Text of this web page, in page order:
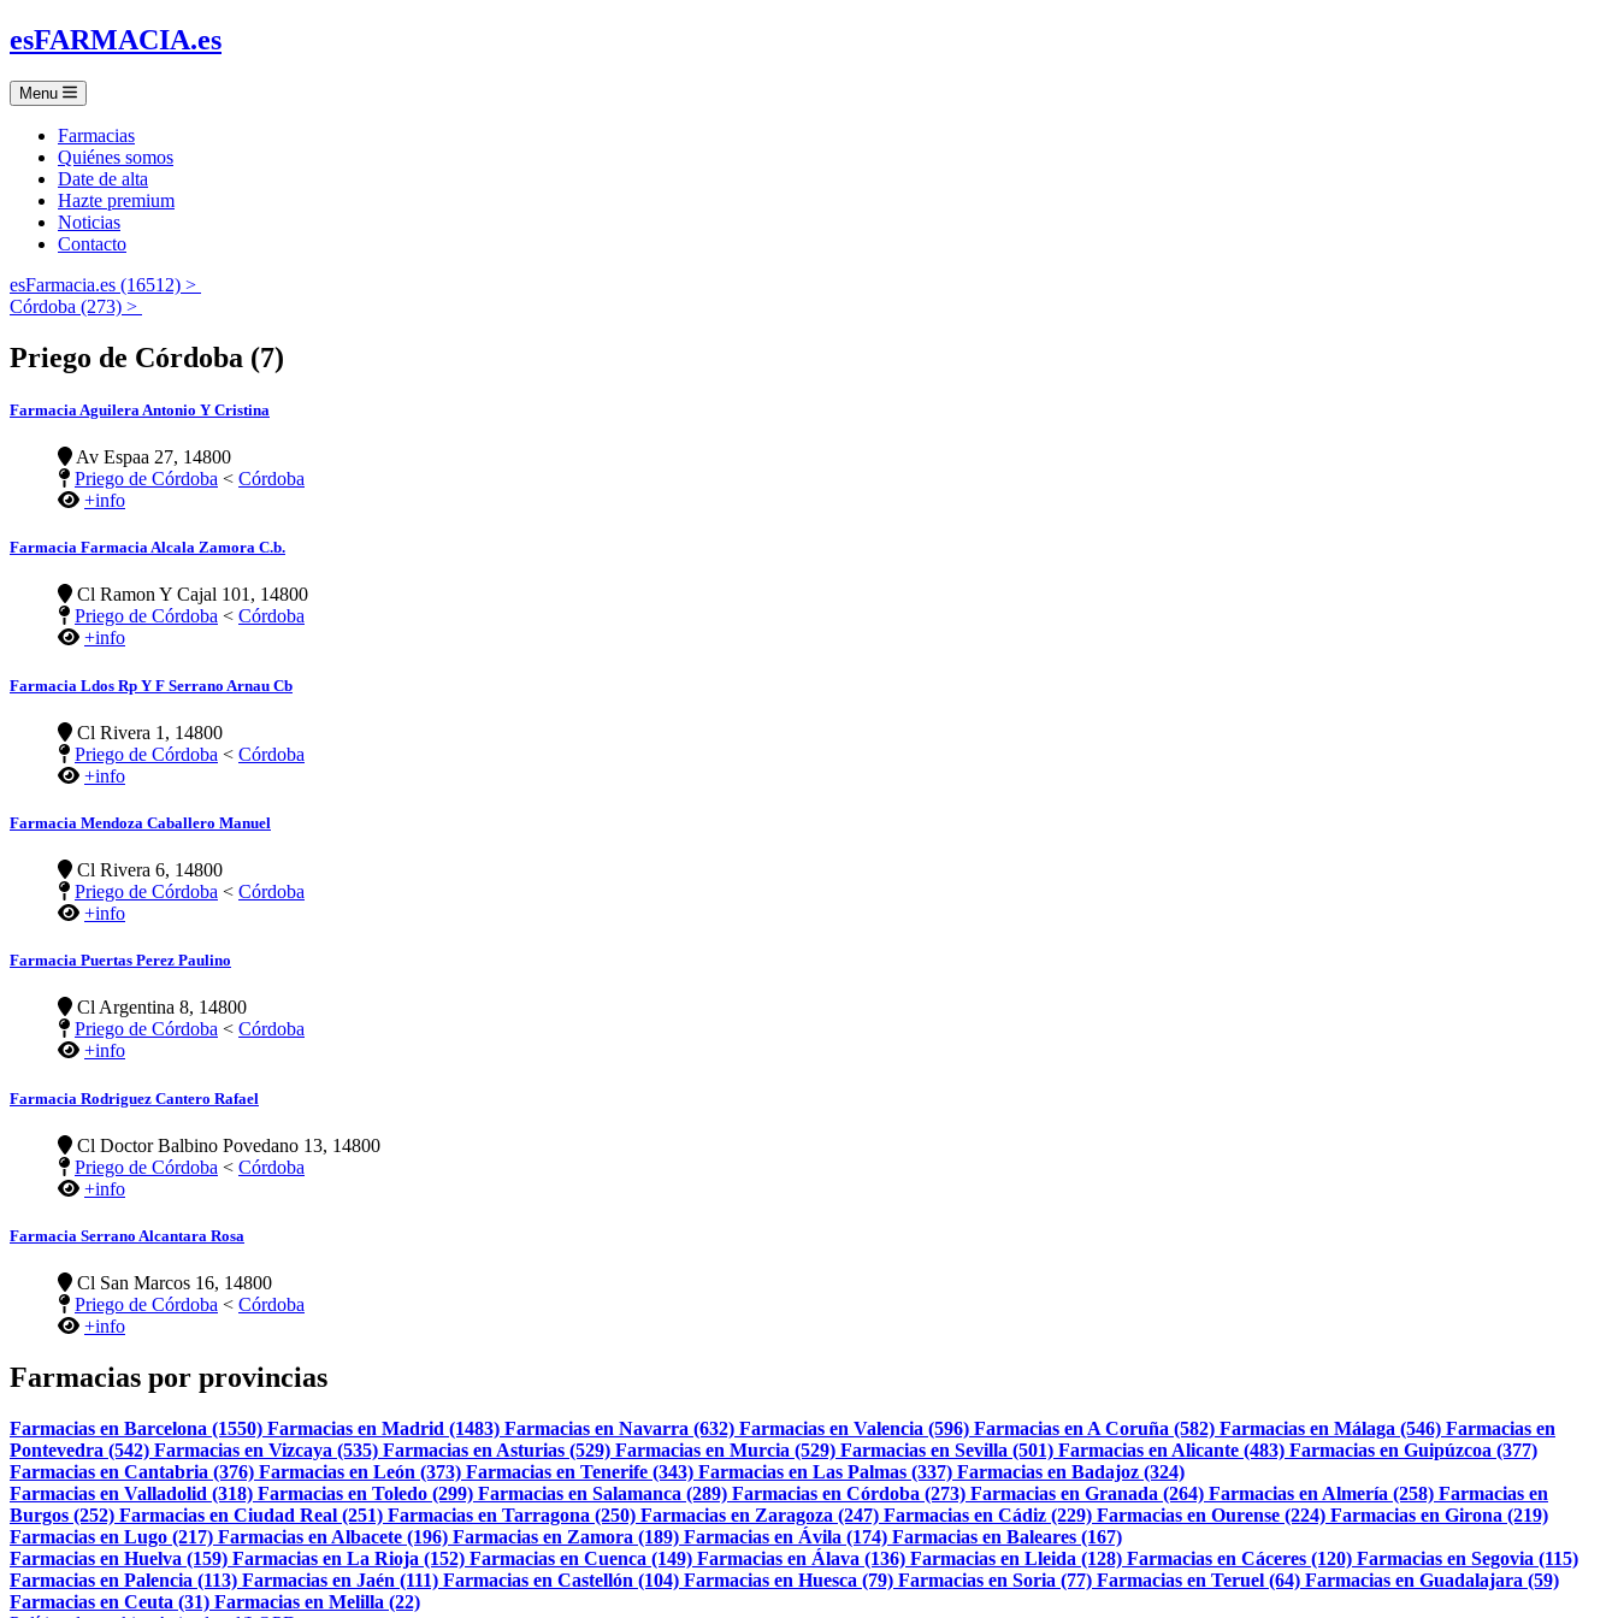
esFARMACIA.es
Menu
Farmacias
Quiénes somos
Date de alta
Hazte premium
Noticias
Contacto
esFarmacia.es (16512) >
Córdoba (273) >
Priego de Córdoba (7)
Farmacia Aguilera Antonio Y Cristina
Av Espaa 27, 14800
Priego de Córdoba < Córdoba
+info
Farmacia Farmacia Alcala Zamora C.b.
Cl Ramon Y Cajal 101, 14800
Priego de Córdoba < Córdoba
+info
Farmacia Ldos Rp Y F Serrano Arnau Cb
Cl Rivera 1, 14800
Priego de Córdoba < Córdoba
+info
Farmacia Mendoza Caballero Manuel
Cl Rivera 6, 14800
Priego de Córdoba < Córdoba
+info
Farmacia Puertas Perez Paulino
Cl Argentina 8, 14800
Priego de Córdoba < Córdoba
+info
Farmacia Rodriguez Cantero Rafael
Cl Doctor Balbino Povedano 13, 14800
Priego de Córdoba < Córdoba
+info
Farmacia Serrano Alcantara Rosa
Cl San Marcos 16, 14800
Priego de Córdoba < Córdoba
+info
Farmacias por provincias
Farmacias en Barcelona (1550) Farmacias en Madrid (1483) Farmacias en Navarra (632) Farmacias en Valencia (596) Farmacias en A Coruña (582) Farmacias en Málaga (546) Farmacias en
Pontevedra (542) Farmacias en Vizcaya (535) Farmacias en Asturias (529) Farmacias en Murcia (529) Farmacias en Sevilla (501) Farmacias en Alicante (483) Farmacias en Guipúzcoa (377)
Farmacias en Cantabria (376) Farmacias en León (373) Farmacias en Tenerife (343) Farmacias en Las Palmas (337) Farmacias en Badajoz (324)
Farmacias en Valladolid (318) Farmacias en Toledo (299) Farmacias en Salamanca (289) Farmacias en Córdoba (273) Farmacias en Granada (264) Farmacias en Almería (258) Farmacias en
Burgos (252) Farmacias en Ciudad Real (251) Farmacias en Tarragona (250) Farmacias en Zaragoza (247) Farmacias en Cádiz (229) Farmacias en Ourense (224) Farmacias en Girona (219)
Farmacias en Lugo (217) Farmacias en Albacete (196) Farmacias en Zamora (189) Farmacias en Ávila (174) Farmacias en Baleares (167)
Farmacias en Huelva (159) Farmacias en La Rioja (152) Farmacias en Cuenca (149) Farmacias en Álava (136) Farmacias en Lleida (128) Farmacias en Cáceres (120) Farmacias en Segovia (115)
Farmacias en Palencia (113) Farmacias en Jaén (111) Farmacias en Castellón (104) Farmacias en Huesca (79) Farmacias en Soria (77) Farmacias en Teruel (64) Farmacias en Guadalajara (59)
Farmacias en Ceuta (31) Farmacias en Melilla (22)